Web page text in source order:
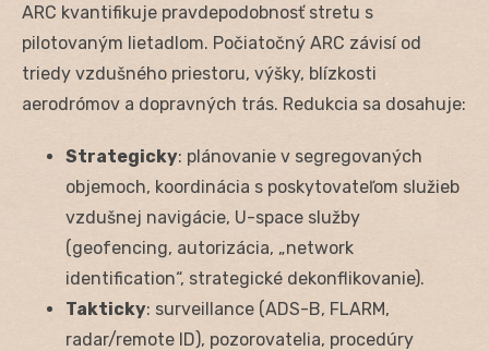
ARC kvantifikuje pravdepodobnosť stretu s
pilotovaným lietadlom. Počiatočný ARC závisí od
triedy vzdušného priestoru, výšky, blízkosti
aerodrómov a dopravných trás. Redukcia sa dosahuje:
Strategicky: plánovanie v segregovaných
objemoch, koordinácia s poskytovateľom služieb
vzdušnej navigácie, U-space služby
(geofencing, autorizácia, „network
identification“, strategické dekonflikovanie).
Takticky: surveillance (ADS-B, FLARM,
radar/remote ID), pozorovatelia, procedúry